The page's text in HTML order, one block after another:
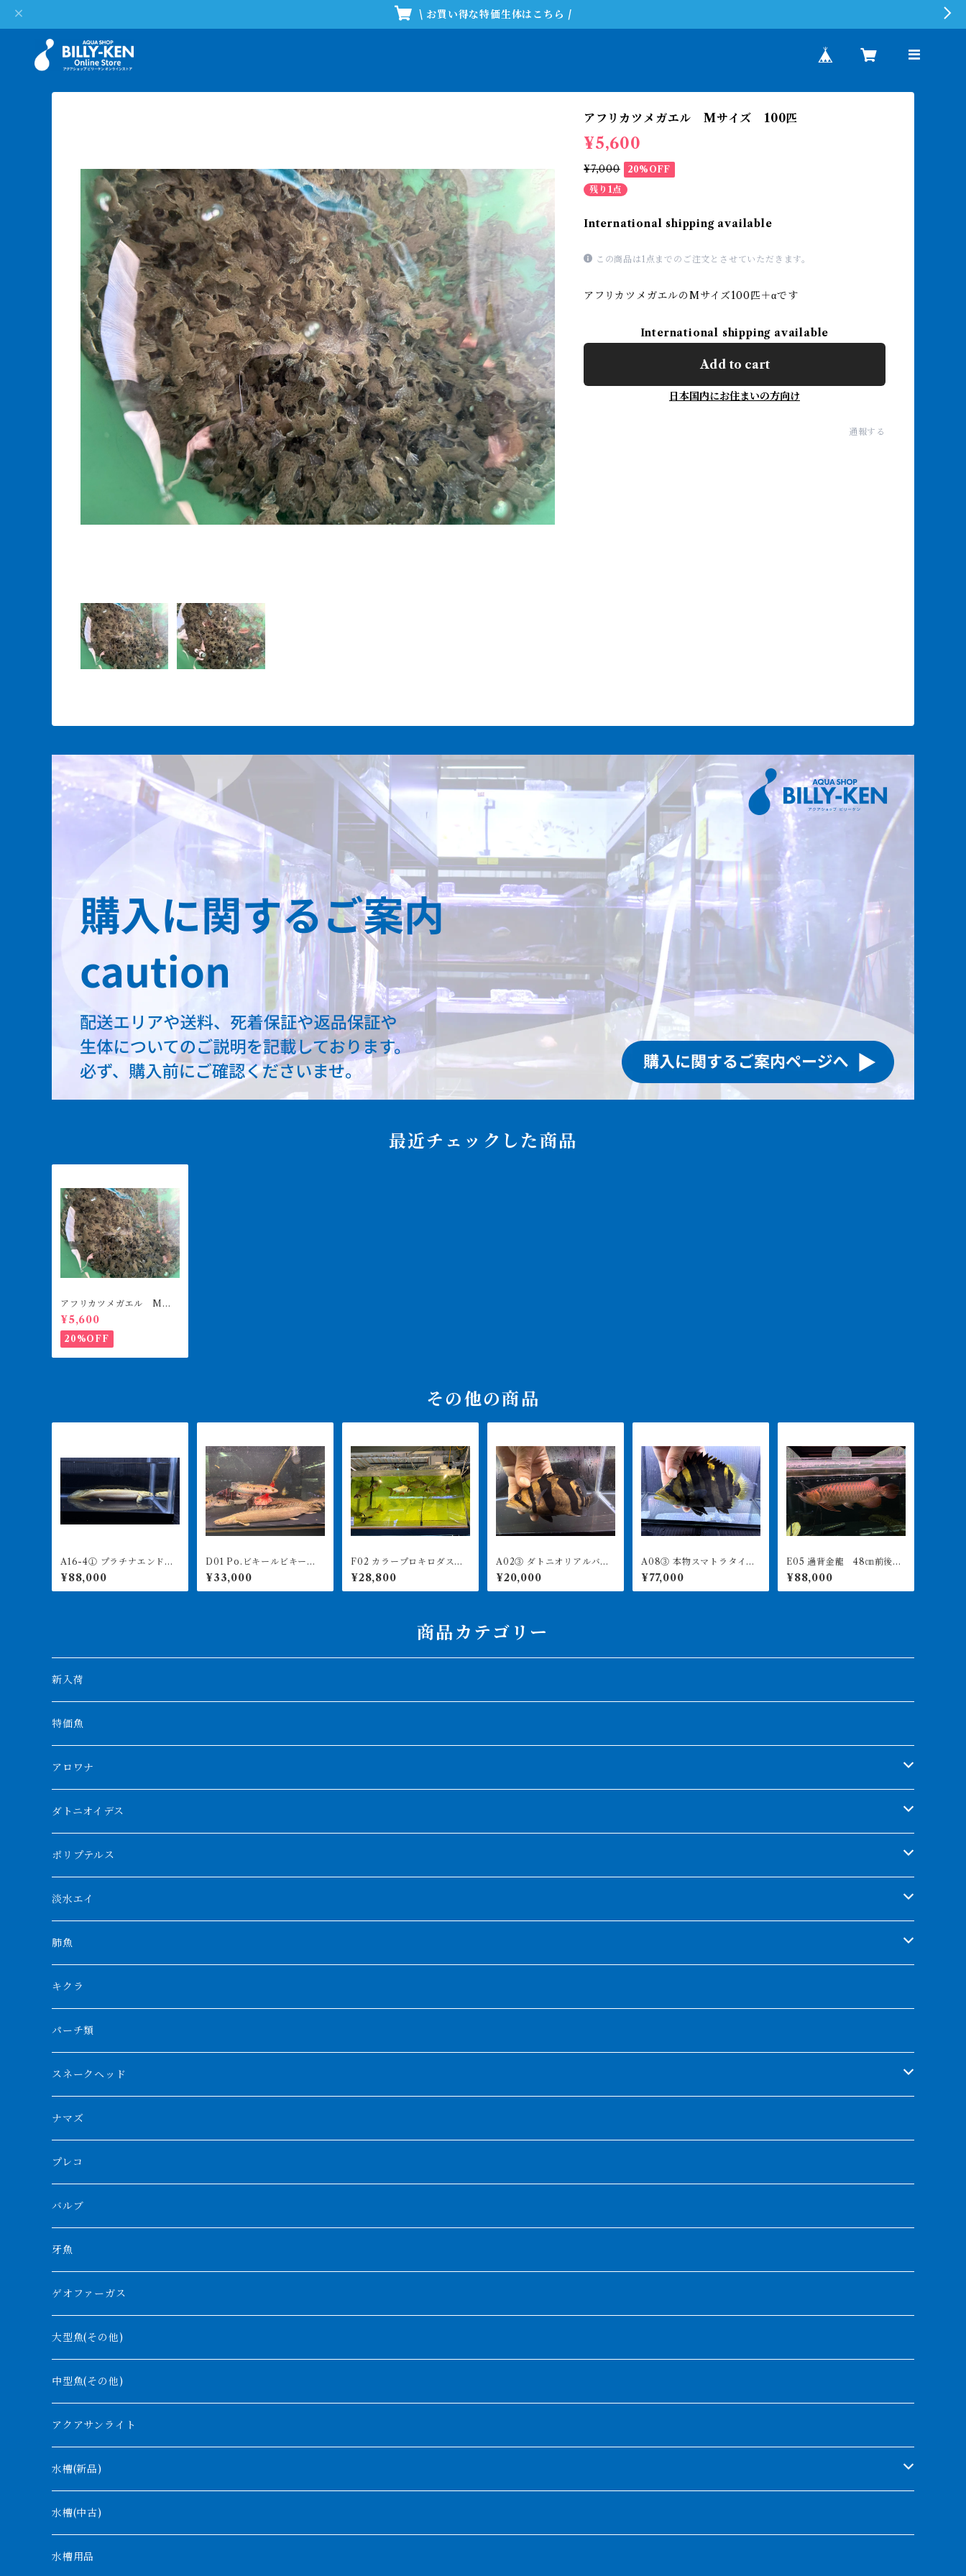
\ お買い得な特価生体はこちら /
アフリカツメガエル Mサイズ 100匹
¥5,600
¥7,000
20%OFF
残り1点
International shipping available
この商品は1点までのご注文とさせていただきます。
アフリカツメガエルのMサイズ100匹＋αです
International shipping available
Add to cart
日本国内にお住まいの方向け
通報する
最近チェックした商品
アフリカツメガエル Mサ
イズ 100匹
¥5,600
20%OFF
その他の商品
A16-4① プラチナエンドリ
ケリー 19㎝前後 4月29
日輸入
¥88,000
D01 Po.ビキールビキー
ル カミハタ 58㎝前後
買取個体
¥33,000
F02 カラープロキロダス 2
2-25㎝前後
¥28,800
A02③ ダトニオリアルバン
ド 17㎝前後 買取個体
¥20,000
A08③ 本物スマトラタイガ
ー セミショート 17.5㎝前
後 イエロー
¥77,000
E05 過背金龍 48㎝前後
¥88,000
商品カテゴリー
新入荷
特価魚
アロワナ
クンパイ
アブソリュートレッド
AGUS スーパーレッドF4
特殊アロワナ
厳選 過背金龍
フルゴールデンクロスバック
ブルーベースクロスバック
BILLY-KENオリジナルブランド紅龍
チョッパーレッド
ブルレッド
その他アジアアロワナ
特殊個体
紅龍
バンジャール
シルバーアロワナ
ブラックアロワナ
ノーザンバラムンディ
その他アロワナ
ダトニオイデス
シャムタイガー
特殊ダトニオ
ダトニオプラスワン
リアルバンド
フォークバンド
フォーバータイガー
メニーバータイガー
ニューギニアダトニオ
ポリプテルス
モンスターポリプ
特殊ポリプ
プラチナ個体
ショート個体
ハイブリッドポリプ
エンドリケリー
ギニア
ナイジェリア
ナイルビチャー
ナポレオンビチャー
バロ川
ビキールビキール
トゥルカナ湖
オモ川
タンガニーカビチャー
アンソルギー
コウロントン
ラプラディ
ギニア
ナイジェリア
コンギクス
オルナティピンニス
コンゴ
タンガニーカ
ウィークシー
モケレンベンベ
デルヘッジ
ザイールグリーン
淡水エイ
シナガワダイヤ
ダイヤモンドポルカ
クロコダイル
その他淡水エイ
肺魚
ネオケラ
その他肺魚
キクラ
パーチ類
スネークヘッド
チャンナバルカ
大型スネークヘッド
中型スネークヘッド
小型スネークヘッド
ナマズ
プレコ
バルブ
牙魚
ゲオファーガス
大型魚(その他)
中型魚(その他)
アクアサンライト
水槽(新品)
1200mm以下
1500mm
水槽(中古)
水槽用品